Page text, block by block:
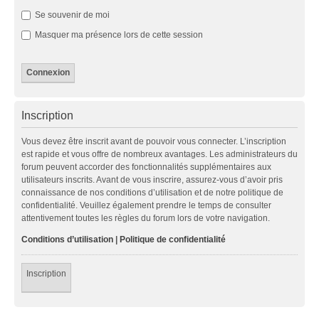
Se souvenir de moi
Masquer ma présence lors de cette session
Inscription
Vous devez être inscrit avant de pouvoir vous connecter. L’inscription
est rapide et vous offre de nombreux avantages. Les administrateurs du
forum peuvent accorder des fonctionnalités supplémentaires aux
utilisateurs inscrits. Avant de vous inscrire, assurez-vous d’avoir pris
connaissance de nos conditions d’utilisation et de notre politique de
confidentialité. Veuillez également prendre le temps de consulter
attentivement toutes les règles du forum lors de votre navigation.
Conditions d’utilisation | Politique de confidentialité
Inscription